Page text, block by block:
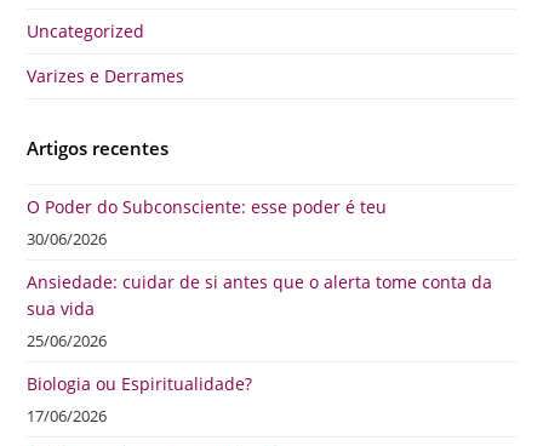
Uncategorized
Varizes e Derrames
Artigos recentes
O Poder do Subconsciente: esse poder é teu
30/06/2026
Ansiedade: cuidar de si antes que o alerta tome conta da
sua vida
25/06/2026
Biologia ou Espiritualidade?
17/06/2026